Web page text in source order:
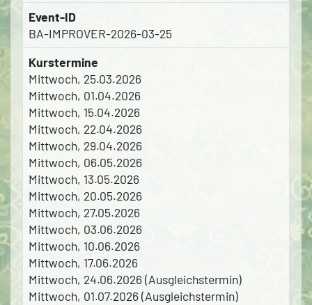
Event-ID
BA-IMPROVER-2026-03-25
Kurstermine
Mittwoch, 25.03.2026
Mittwoch, 01.04.2026
Mittwoch, 15.04.2026
Mittwoch, 22.04.2026
Mittwoch, 29.04.2026
Mittwoch, 06.05.2026
Mittwoch, 13.05.2026
Mittwoch, 20.05.2026
Mittwoch, 27.05.2026
Mittwoch, 03.06.2026
Mittwoch, 10.06.2026
Mittwoch, 17.06.2026
Mittwoch, 24.06.2026 (Ausgleichstermin)
Mittwoch, 01.07.2026 (Ausgleichstermin)